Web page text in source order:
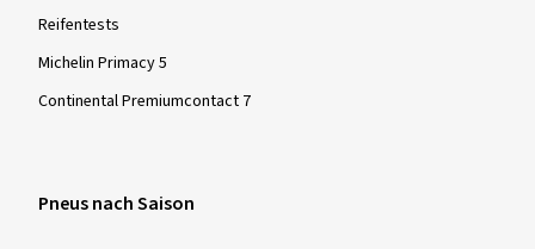
Reifentests
Michelin Primacy 5
Continental Premiumcontact 7
Pneus nach Saison